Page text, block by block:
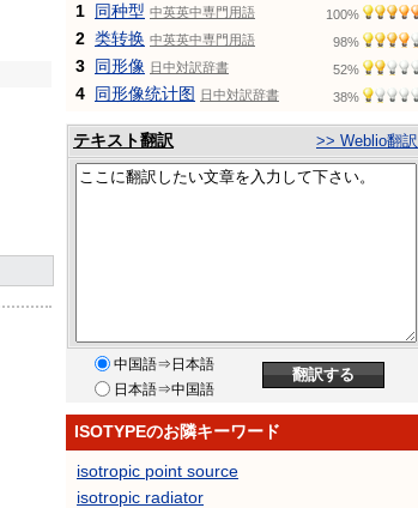
1 同种型 中英英中専門用語 100%
2 类转换 中英英中専門用語 98%
3 同形像 日中対訳辞書 52%
4 同形像统计图 日中対訳辞書 38%
テキスト翻訳 >> Weblio翻訳
中国語⇒日本語
日本語⇒中国語
ISOTYPEのお隣キーワード
isotropic point source
isotropic radiator